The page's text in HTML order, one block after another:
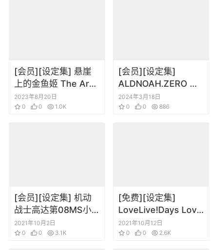
[会员][设定集] 悬崖
上的金鱼姬 The Art
of Ponyo
2023年8月20日
0
0 1.0K
[会员][设定集]
ALDNOAH.ZERO ア
ルドノア・ゼロ TVア
ニメ公式ガイドブッ
2024年3月18日
0
0 886
[会员][设定集] 机动
战士高达第08MS小
队 角色机体线稿设定
集
2021年10月2日
0
0 3.1K
[免费][设定集]
LoveLive!Days Love
Live! General
Magazine Vol.19
2021年10月12日
0
0 2.6K